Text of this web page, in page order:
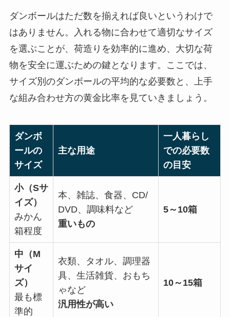
ダンボールはただ数を揃えれば良いというわけで
はありません。入れる物に合わせて適切なサイズ
を選ぶことが、荷造りを効率的に進め、大切な荷
物を安全に運ぶための鍵となります。ここでは、
サイズ別のダンボールの平均的な必要数と、上手
な組み合わせ方の黄金比率を見ていきましょう。
ダンボ
ールの
サイズ
主な用途
一人暮らし
での必要数
の目安
小（Sサ
イズ）
みかん
箱程度
本、雑誌、食器、CD/
DVD、調味料など
重いもの
5～10箱
中（M
サイ
ズ）
最も標
準的
衣類、タオル、調理器
具、生活雑貨、おもち
ゃなど
汎用性が高い
10～15箱